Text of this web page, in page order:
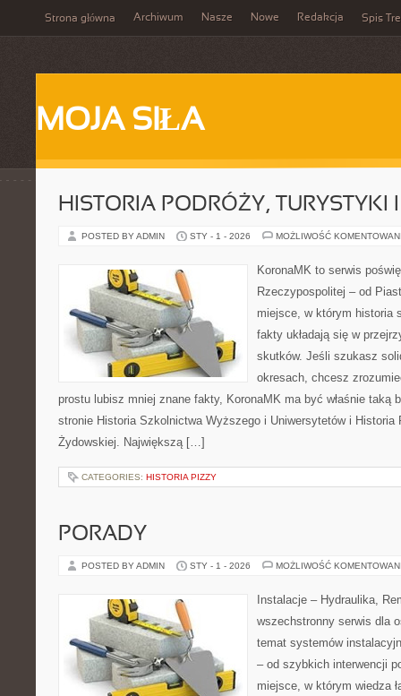
Strona główna Archiwum Nasze Nowe Redakcja Spis
MOJA SIŁA
HISTORIA PODRÓŻY, TURYSTYKI
POSTED BY ADMIN STY - 1 - 2026 MOŻLIWOŚĆ
KoronaMK to serwis
Rzeczypospolitej – od
miejsce, w którym historia
fakty układają się w
skutków. Jeśli szukasz
okresach, chcesz
prostu lubisz mniej znane fakty, KoronaMK ma być właśnie taką
stronie Historia Szkolnictwa Wyższego i Uniwersytetów i Historia
Żydowskiej. Największą […]
CATEGORIES: HISTORIA PIZZY
PORADY
POSTED BY ADMIN STY - 1 - 2026 MOŻLIWOŚĆ
Instalacje – Hydraulika,
wszechstronny serwis dla
temat systemów
– od szybkich interwencji
miejsce, w którym wiedza